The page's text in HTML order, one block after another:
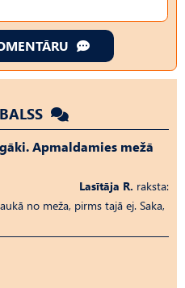
Apmaldamies mežā
Lasītāja R. raksta:
no meža, pirms tajā ej. Saka,